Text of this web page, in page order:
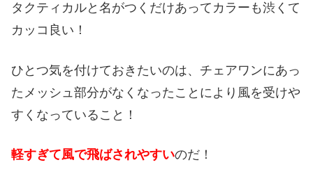
タクティカルと名がつくだけあってカラーも渋くて
カッコ良い！
ひとつ気を付けておきたいのは、チェアワンにあっ
たメッシュ部分がなくなったことにより風を受けや
すくなっていること！
軽すぎて風で飛ばされやすいのだ！